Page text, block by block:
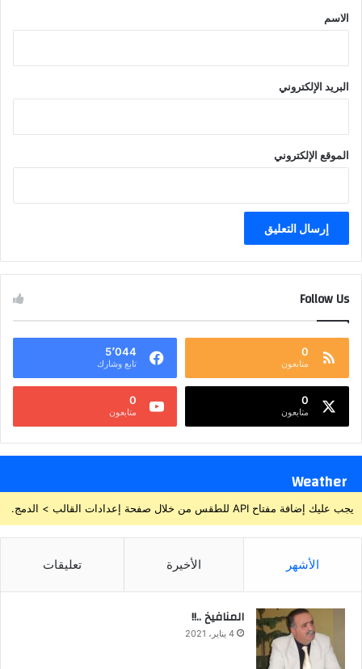
*
الاسم
البريد الإلكتروني
الموقع الإلكتروني
Follow Us
0
متابعون
5٬044
تابع وشارك
0
متابعون
0
متابعون
Weather
يجب عليك إضافة مفتاح API للطقس من خلال صفحة إعدادات القالب > الدمج.
الأشهر الأخيرة تعليقات
المنافيخ ..!!
4 يناير، 2021